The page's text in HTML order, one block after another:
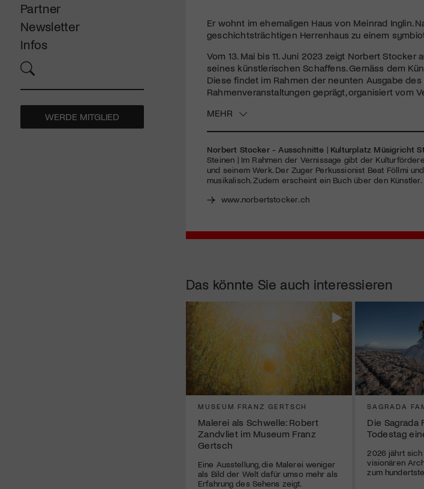
Partner
Newsletter
Infos
WERDE MITGLIED
Er wohnt im ehemaligen Haus von Meinrad Inglin.
geschichtsträchtigen Herrenhaus zu einem
Vom 13. Mai bis 11. Juni 2023 zeigt Norbert
seines künstlerischen Schaffens. Gemäss dem
Diese findet im Rahmen der neunten Ausgabe
Rahmenveranstaltungen geprägt, organisiert vom
MEHR
Norbert Stocker - Ausschnitte | Kulturplatz Müsigricht
Steinen | Im Rahmen der Vernissage gibt der
und seinem Werk. Der Zuger Perkussionist Beat Föllmi
musikalisch. Zudem erscheint ein Buch über den Künstler.
www.norbertstocker.ch
Das könnte Sie auch interessieren
MUSEUM FRANZ GERTSCH
Malerei als Schwelle: Robert
Zandvliet im Museum Franz
Gertsch
Eine Ausstellung, die Malerei weniger
als Bild der Welt dafür umso mehr als
Erfahrung des Sehens zeigt.
SAGRADA
Die Sagrada
Todestag
2026 jährt
visionären
zum